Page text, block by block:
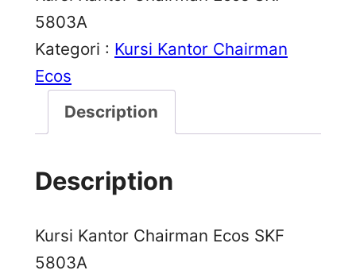
5803A
Kategori : Kursi Kantor Chairman
Ecos
Description
Description
Kursi Kantor Chairman Ecos SKF
5803A